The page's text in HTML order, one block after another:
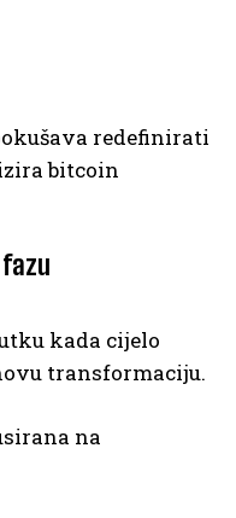
redefinirati
bitcoin
kada cijelo
transformaciju.
na